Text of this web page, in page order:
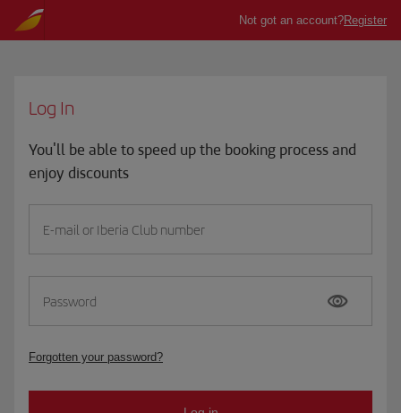
Log In
You'll be able to speed up the booking process and
enjoy discounts
E-mail or Iberia Club number
Password
Forgotten your password?